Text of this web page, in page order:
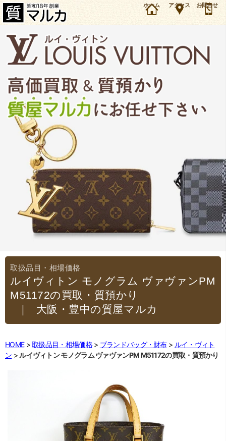
大阪・千里中央のお客様よりルイヴィトン モノグラム ヴァヴァンPM M51172を8万5000円で
買取・質預かりしました。ルイヴィトン バッグ・財布の買取＆質預かり・質入れは大阪・豊中
の質屋マルカにお任せ下さい。（2025年7月時点の価格です）
ホーム アクセス お問合せ
ルイヴィトン モノグラム ヴァヴァンPM
M51172の買取・質預かり
｜大阪・豊中の質屋マルカ
HOME 取扱品目・相場価格 ブランドバッグ・財布
ルイ・ヴィト
ン
ルイヴィトン モノグラム ヴァヴァンPM M51172の買取・質預かり